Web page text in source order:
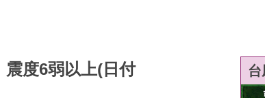
震度6弱以上(日付